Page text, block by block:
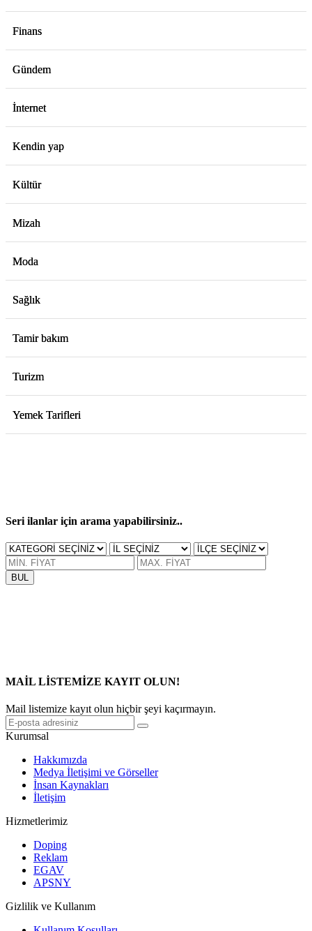
Finans
Gündem
İnternet
Kendin yap
Kültür
Mizah
Moda
Sağlık
Tamir bakım
Turizm
Yemek Tarifleri
Seri ilanlar için arama yapabilirsiniz..
BUL
MAİL LİSTEMİZE KAYIT OLUN!
Mail listemize kayıt olun hiçbir şeyi kaçırmayın.
Kurumsal
Hakkımızda
Medya İletişimi ve Görseller
İnsan Kaynakları
İletişim
Hizmetlerimiz
Doping
Reklam
EGAV
APSNY
Gizlilik ve Kullanım